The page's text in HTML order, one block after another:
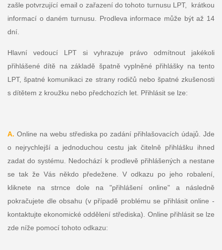
zašle potvrzující email o zařazení do tohoto turnusu LPT, krátkou
informací o daném turnusu. Prodleva informace může být až 14
dní.
Hlavní vedoucí LPT si vyhrazuje právo odmítnout jakékoli
přihlášené dítě na základě špatně vyplněné přihlášky na tento
LPT, špatné komunikaci ze strany rodičů nebo špatné zkušenosti
s dítětem z kroužku nebo předchozích let. Přihlásit se lze:
A. Online na webu střediska po zadání přihlašovacích údajů. Jde
o nejrychlejší a jednoduchou cestu jak čitelně přihlášku ihned
zadat do systému. Nedochází k prodlevě přihlášených a nestane
se tak že Vás někdo předežene.V odkazu po jeho robalení,
kliknete na strnce dole na "přihlášení online" a následně
pokračujete dle obsahu (v případě problému se přihlásit online -
kontaktujte ekonomické oddělení střediska). Online přihlásit se lze
zde níže pomocí tohoto odkazu: